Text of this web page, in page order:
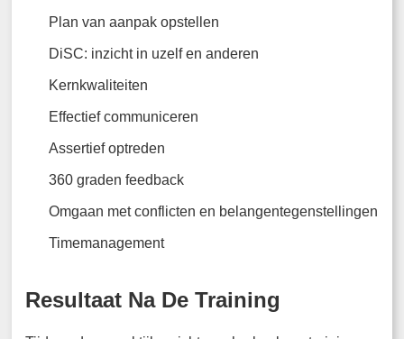
Plan van aanpak opstellen
DiSC: inzicht in uzelf en anderen
Kernkwaliteiten
Effectief communiceren
Assertief optreden
360 graden feedback
Omgaan met conflicten en belangentegenstellingen
Timemanagement
Resultaat Na De Training